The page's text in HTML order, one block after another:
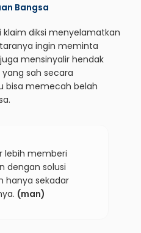
Bangsa
diksi menyelamatkan
ingin meminta
mensinyalir hendak
sah secara
bisa memecah belah
lebih memberi
dengan solusi
hanya sekadar
(man)